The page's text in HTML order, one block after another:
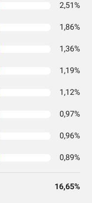
2,51%
1,86%
1,36%
1,19%
1,12%
0,97%
0,96%
0,89%
16,65%